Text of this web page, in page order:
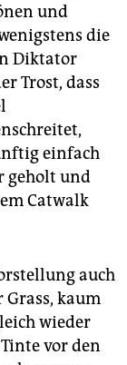
und
die
Diktator
Trost, dass
einfach
geholt und
Catwalk
auch
kaum
wieder
vor den